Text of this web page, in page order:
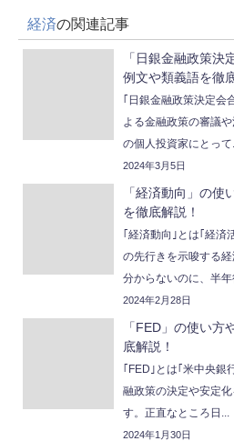
経済の関連記事
「日銀金融政策決
例文や類義語を徹
｢日銀金融政策決定会
よる金融政策の審議
の個人投資家にとって...
2024年3月5日
「経済動向」の使
を徹底解説！
｢経済動向｣とは｢経
の先行きを示唆する
分からないのに、半年
2024年2月28日
「FED」の使い方
底解説！
｢FED｣とは｢米中央
融政策の決定や安定
す。正直なところ日...
2024年1月30日